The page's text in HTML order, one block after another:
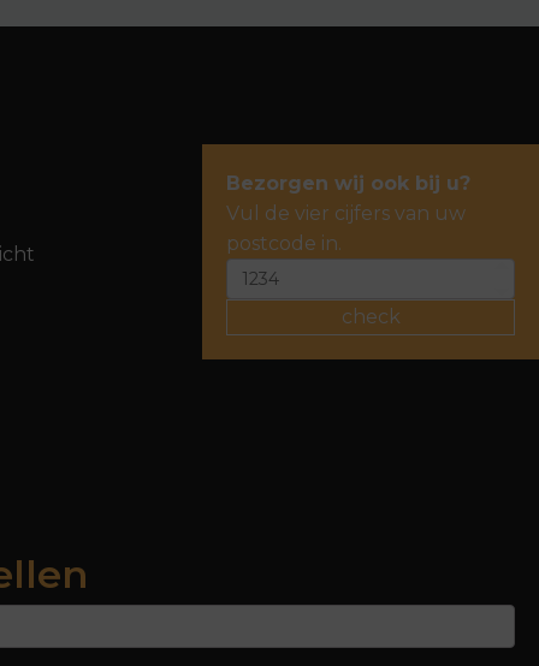
Bezorgen wij ook bij u?
Vul de vier cijfers van uw
postcode in.
check